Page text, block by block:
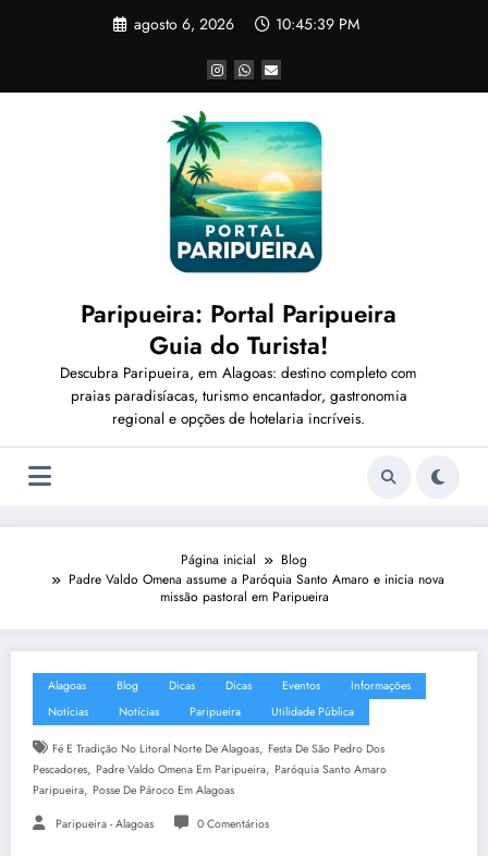
agosto 6, 2026 10:45:40 PM
Paripueira: Portal Paripueira
Guia do Turista!
Descubra Paripueira, em Alagoas: destino completo com
praias paradisíacas, turismo encantador, gastronomia
regional e opções de hotelaria incríveis.
Página inicial
Blog
Padre Valdo Omena assume a Paróquia Santo Amaro e inicia nova
missão pastoral em Paripueira
Alagoas Blog Dicas Dicas Eventos
Informações
Notícias
Notícias Paripueira Utilidade Pública
Fé E Tradição No Litoral Norte De Alagoas, Festa De São Pedro Dos
Pescadores, Padre Valdo Omena Em Paripueira, Paróquia Santo Amaro
Paripueira, Posse De Pároco Em Alagoas
Paripueira - Alagoas 0 Comentários